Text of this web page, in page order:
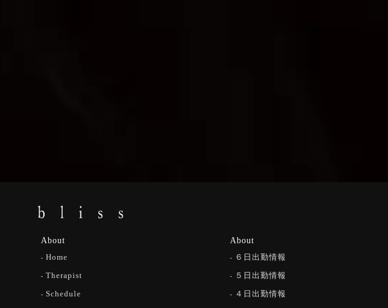
About
Home
Therapist
Schedule
About
６日出勤情報
５日出勤情報
４日出勤情報